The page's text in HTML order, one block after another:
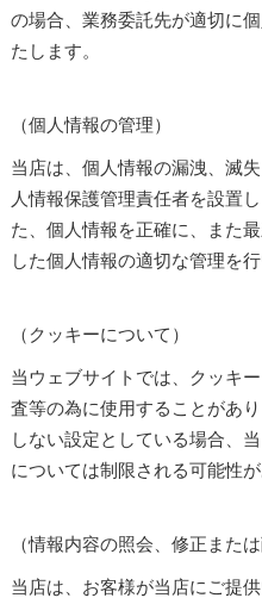
の場合、業務委託先が適切に
たします。
（個人情報の管理）
当店は、個人情報の漏洩、滅
人情報保護管理責任者を設置
た、個人情報を正確に、また
した個人情報の適切な管理を行
（クッキーについて）
当ウェブサイトでは、クッキ
査等の為に使用することがあ
しない設定としている場合、
については制限される可能性
（情報内容の照会、修正または
当店は、お客様が当店にご提